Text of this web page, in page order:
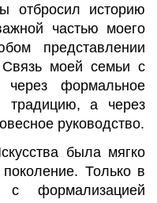
отбросил историю
частью моего
представлении
Связь моей семьи с
через формальное
традицию, а через
руководство.
была мягко
Только в
с формализацией